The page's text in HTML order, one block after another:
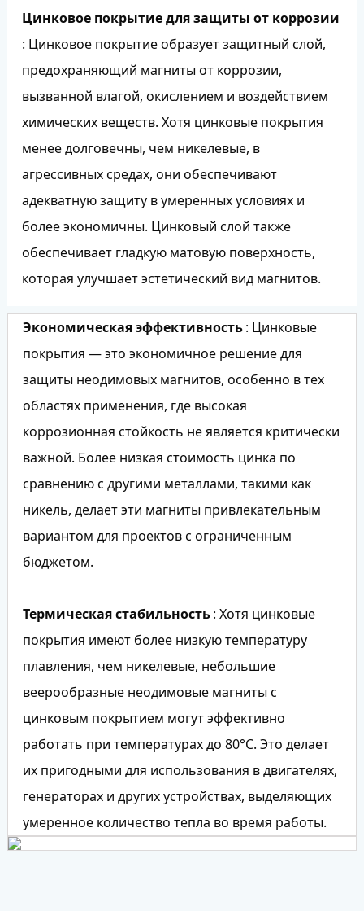
Цинковое покрытие для защиты от коррозии
: Цинковое покрытие образует защитный слой,
предохраняющий магниты от коррозии,
вызванной влагой, окислением и воздействием
химических веществ. Хотя цинковые покрытия
менее долговечны, чем никелевые, в
агрессивных средах, они обеспечивают
адекватную защиту в умеренных условиях и
более экономичны. Цинковый слой также
обеспечивает гладкую матовую поверхность,
которая улучшает эстетический вид магнитов.
Экономическая эффективность: Цинковые
покрытия — это экономичное решение для
защиты неодимовых магнитов, особенно в тех
областях применения, где высокая
коррозионная стойкость не является критически
важной. Более низкая стоимость цинка по
сравнению с другими металлами, такими как
никель, делает эти магниты привлекательным
вариантом для проектов с ограниченным
бюджетом.
Термическая стабильность: Хотя цинковые
покрытия имеют более низкую температуру
плавления, чем никелевые, небольшие
веерообразные неодимовые магниты с
цинковым покрытием могут эффективно
работать при температурах до 80°C. Это делает
их пригодными для использования в двигателях,
генераторах и других устройствах, выделяющих
умеренное количество тепла во время работы.